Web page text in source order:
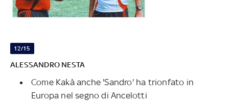
12/15
ALESSANDRO NESTA
Come Kakà anche 'Sandro' ha trionfato in
Europa nel segno di Ancelotti